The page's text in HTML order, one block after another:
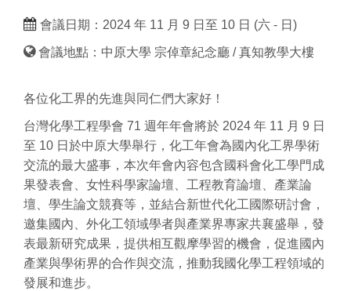
會議日期：2024 年 11 月 9 日至 10 日 (六 - 日)
會議地點：中原大學 宗倬章紀念廳 / 真知教學大樓
各位化工界的先進與同 仁們大家好！
台灣化學工程學會 71 週年年會將於 2024 年 11 月 9 日
至 10 日於中原大學舉行，化工年會為國內化工界學術
交流的最大盛事，本次年會內容包含國科會化工學門成
果發表會、女性科學家論壇、工程教育論壇、產業論
壇、學生論文競賽等，並結合新世代化工國際研討會，
邀集國內、外化工領域學者與產業界專家共襄盛舉，發
表最新研究成果，提供相互觀摩學習的機會，促進國內
產業與學術界的合作與交流，推動我國化學工程領域的
發展和進步。